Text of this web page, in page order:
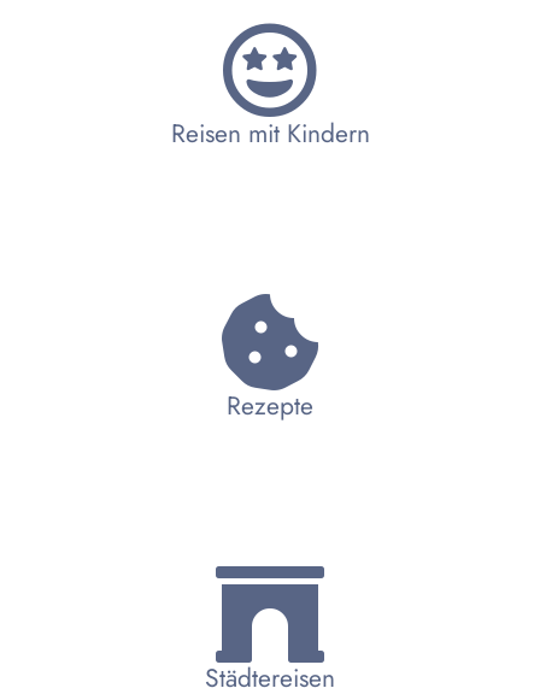
Reisen mit Kindern
Rezepte
Städtereisen